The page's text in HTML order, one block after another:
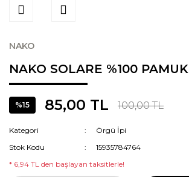
NAKO
NAKO SOLARE %100 PAMUK
%15 85,00 TL 100,00 TL
Kategori
Örgü İpi
Stok Kodu
15935784764
* 6,94 TL den başlayan taksitlerle!